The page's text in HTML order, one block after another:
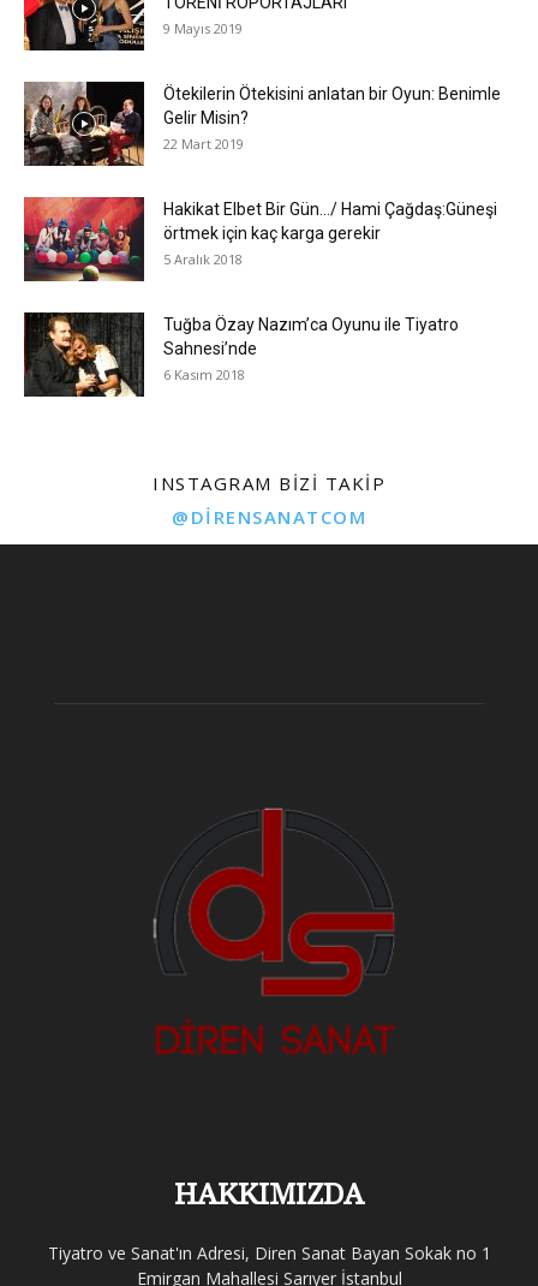
9 Mayıs 2019
Ötekilerin Ötekisini anlatan bir Oyun: Benimle
Gelir Misin?
22 Mart 2019
Hakikat Elbet Bir Gün…/ Hami Çağdaş:Güneşi
örtmek için kaç karga gerekir
5 Aralık 2018
Tuğba Özay Nazım’ca Oyunu ile Tiyatro
Sahnesi’nde
6 Kasım 2018
INSTAGRAM BIZI TAKIP
@DIRENSANATCOM
HAKKIMIZDA
Tiyatro ve Sanat'ın Adresi, Diren Sanat Bayan Sokak no 1
Emirgan Mahallesi Sarıyer İstanbul